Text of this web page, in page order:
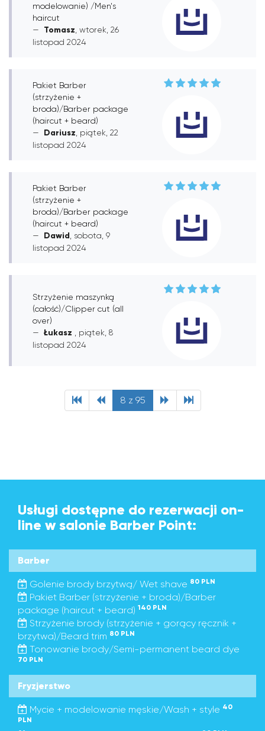
modelowanie) /Men's
haircut
Tomasz , wtorek, 26
listopad 2024
Pakiet Barber
(strzyżenie +
broda)/Barber package
(haircut + beard)
Dariusz , piątek, 22
listopad 2024
Pakiet Barber
(strzyżenie +
broda)/Barber package
(haircut + beard)
Dawid , sobota, 9
listopad 2024
Strzyżenie maszynką
(całość)/Clipper cut (all
over)
Łukasz
, piątek, 8
listopad 2024
8 z 95
Usługi dostępne do rezerwacji on-
line w salonie Barber Point:
Barber
Golenie brody brzytwą/ Wet shave 80 PLN
Pakiet Barber (strzyżenie + broda)/Barber
package (haircut + beard) 140 PLN
Strzyżenie brody (strzyżenie + gorący ręcznik +
brzytwa)/Beard trim 80 PLN
Tonowanie brody/Semi-permanent beard dye
70 PLN
Fryzjerstwo
Mycie + modelowanie męskie/Wash + style 40
PLN